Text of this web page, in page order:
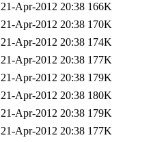
21-Apr-2012 20:38 166K
21-Apr-2012 20:38 170K
21-Apr-2012 20:38 174K
21-Apr-2012 20:38 177K
21-Apr-2012 20:38 179K
21-Apr-2012 20:38 180K
21-Apr-2012 20:38 179K
21-Apr-2012 20:38 177K